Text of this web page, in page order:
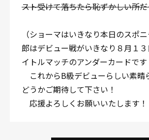
スト受けて落ちたら恥ずかしい所
（ショーマはいきなり本日のスポ
郎はデビュー戦がいきなり８月１
イトルマッチのアンダーカードです
これからB級デビューらしい素晴
どうかご期待して下さい！
応援よろしくお願いいたします！